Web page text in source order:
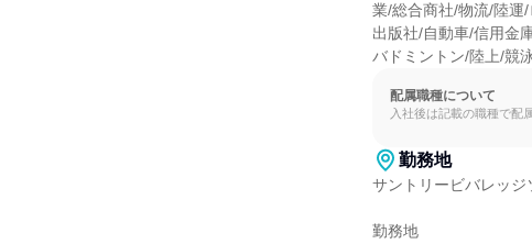
業/総合商社/物流/陸運
出版社/自動車/信用金
バドミントン/陸上/競
配属職種について
入社後は記載の職種で配
勤務地
サントリービバレッ
勤務地